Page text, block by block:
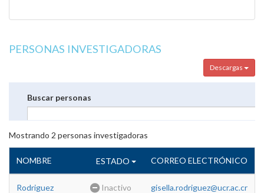
PERSONAS INVESTIGADORAS
Descargas
Buscar personas
Mostrando 2 personas investigadoras
NOMBRE ESTADO CORREO ELECTRÓNICO
Rodriguez
Inactivo gisella.rodriguez@ucr.ac.cr